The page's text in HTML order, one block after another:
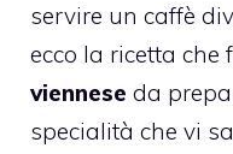
servire un caffè
ecco la ricetta che
viennese da
specialità che vi